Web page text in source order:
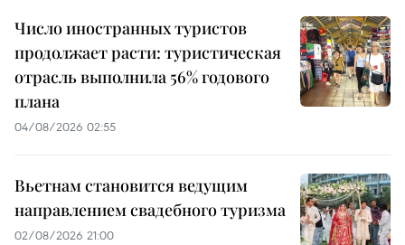
Число иностранных туристов
продолжает расти: туристическая
отрасль выполнила 56% годового
плана
04/08/2026 02:55
Вьетнам становится ведущим
направлением свадебного туризма
02/08/2026 21:00